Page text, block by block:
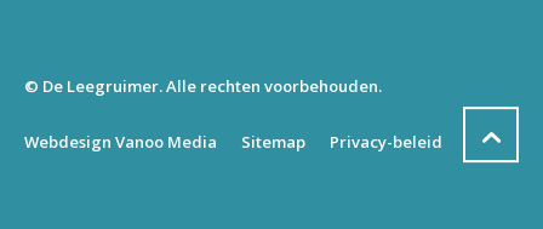
© De Leegruimer. Alle rechten voorbehouden.
Webdesign Vanoo Media Sitemap Privacy-beleid